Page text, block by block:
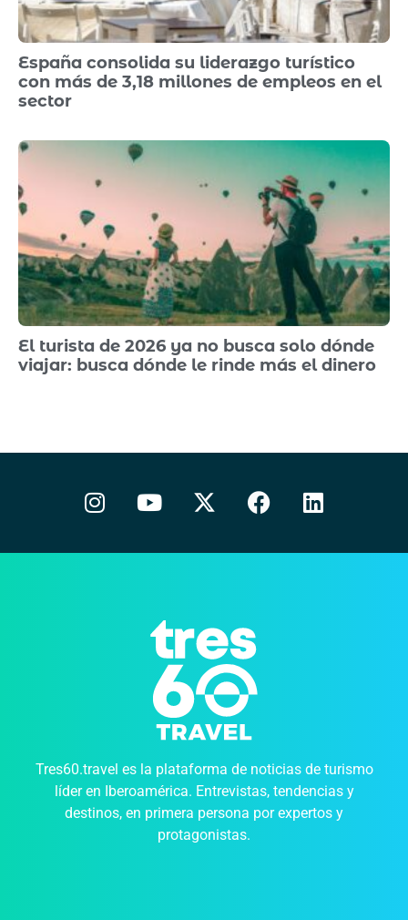
España consolida su liderazgo turístico
con más de 3,18 millones de empleos en el
sector
El turista de 2026 ya no busca solo dónde
viajar: busca dónde le rinde más el dinero
Tres60.travel es la plataforma de noticias de turismo
líder en Iberoamérica. Entrevistas, tendencias y
destinos, en primera persona por expertos y
protagonistas.